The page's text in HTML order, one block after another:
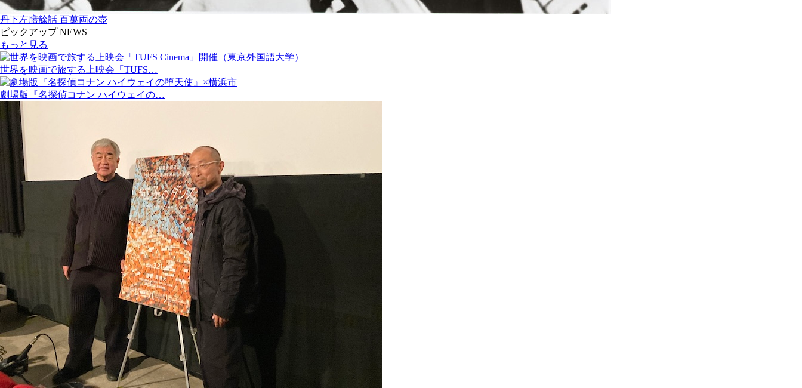
丹下左膳餘話 百萬両の壺
ピックアップ NEWS
もっと見る
世界を映画で旅する上映会「TUFS…
劇場版『名探偵コナン ハイウェイの…